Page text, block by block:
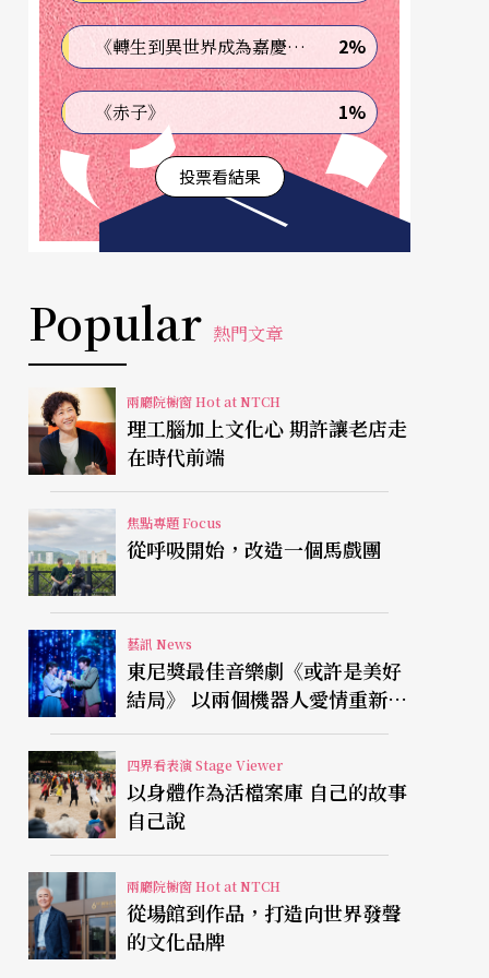
《轉生到異世界成為嘉慶君—發現我的祖先是詐騙集團!?》 2%
《赤子》 1%
投票看結果
Popular 熱門文章
兩廳院櫥窗 Hot at NTCH
理工腦加上文化心 期許讓老店走
在時代前端
焦點專題 Focus
從呼吸開始，改造一個馬戲團
藝訊 News
東尼獎最佳音樂劇《或許是美好
結局》 以兩個機器人愛情重新凝
視有限人生
四界看表演 Stage Viewer
以身體作為活檔案庫 自己的故事
自己說
兩廳院櫥窗 Hot at NTCH
從場館到作品，打造向世界發聲
的文化品牌